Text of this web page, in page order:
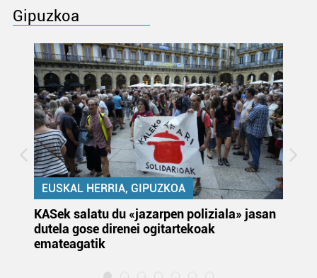
Gipuzkoa
EUSKAL HERRIA, GIPUZKOA
KASek salatu du «jazarpen poliziala» jasan
dutela gose direnei ogitartekoak
emateagatik